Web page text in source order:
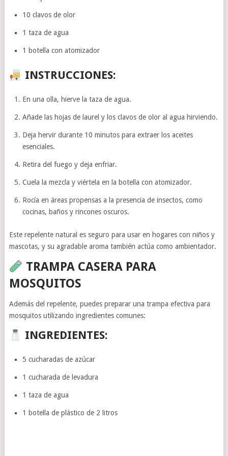
10 clavos de olor
1 taza de agua
1 botella con atomizador
INSTRUCCIONES:
En una olla, hierve la taza de agua.
Añade las hojas de laurel y los clavos de olor al agua hirviendo.
Deja hervir durante 10 minutos para extraer los aceites
esenciales.
Retira del fuego y deja enfriar.
Cuela la mezcla y viértela en la botella con atomizador.
Rocía en áreas propensas a la presencia de insectos, como
cocinas, baños y rincones oscuros.
Este repelente natural es seguro para usar en hogares con niños y
mascotas, y su agradable aroma también actúa como ambientador.
TRAMPA CASERA PARA
MOSQUITOS
Además del repelente, puedes preparar una trampa efectiva para
mosquitos utilizando ingredientes comunes:
INGREDIENTES:
5 cucharadas de azúcar
1 cucharada de levadura
1 taza de agua
1 botella de plástico de 2 litros